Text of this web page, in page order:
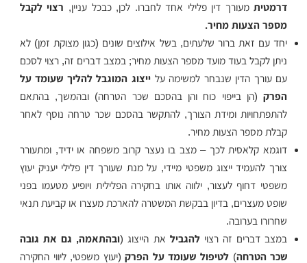
דרמטיתמעורך דין פלילי אחד לחברו. לכן, כבכל עניין, רצוי לקבל
מספר הצעות מחיר.
יחד עם זאת ברור שלעתים, בשל אילוצים שונים (כגון מצוקת זמן) לא
ניתן לקבל בעוד מועד מספר הצעות מחיר; במצב דברים זה, רצוי לסכם
עם עורך הדין שנבחר למשימה על ייצוג המוגבל להליך שעומד על
הפרק(הן בייפוי כוח והן בהסכם שכר הטרחה) ובהמשך, בהתאם
להתפתחויות ומידת הצורך, להתקשר בהסכם שכר טרחה נוסף לאחר
קבלת מספר הצעות מחיר.
דוגמא קלאסית לכך – מצב בו נעצר קרוב משפחה או ידיד, ומתעורר
צורך להעמיד ייצוג משפטי מיידי, על מנת שעורך דין פלילי יעניק יעוץ
משפטי דחוף לעצור, ילווה אותו בחקירה הפלילית ויופיע מטעמו בפני
שופט מעצרים, בדיון בבקשת המשטרה להארכת מעצרו או קביעת תנאי
שחרורו בערובה.
במצב דברים זה רצוילהגביל את הייצוג (ובהתאמה, גם את גובה
שכר הטרחה)לטיפול שעומד על הפרק(יעוץ משפטי, ליווי החקירה